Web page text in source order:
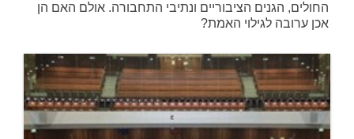
החולים, הגנים הציבוריים ונתיבי התחבורה. אולם האם הן
אכן ערובה לגילוי האמת?